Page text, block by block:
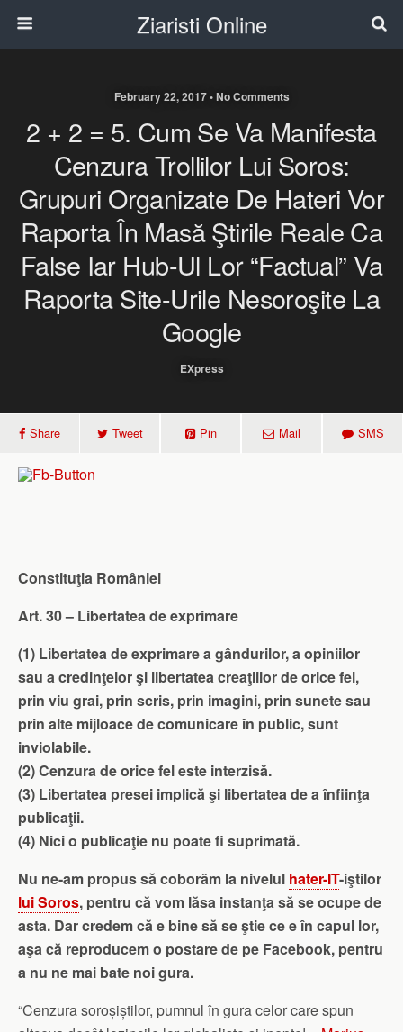
Ziaristi Online
February 22, 2017 • No Comments
2 + 2 = 5. Cum Se Va Manifesta
Cenzura Trollilor Lui Soros:
Grupuri Organizate De Hateri Vor
Raporta În Masă Ştirile Reale Ca
False Iar Hub-Ul Lor “factual” Va
Raporta Site-Urile Nesoroşite La
Google
EXpress
Share Tweet Pin Mail SMS
Constituţia României
Art. 30 – Libertatea de exprimare
(1) Libertatea de exprimare a gândurilor, a opiniilor
sau a credinţelor şi libertatea creaţiilor de orice fel,
prin viu grai, prin scris, prin imagini, prin sunete sau
prin alte mijloace de comunicare în public, sunt
inviolabile.
(2) Cenzura de orice fel este interzisă.
(3) Libertatea presei implică şi libertatea de a înfiinţa
publicaţii.
(4) Nici o publicaţie nu poate fi suprimată.
Nu ne-am propus să coborâm la nivelul hater-IT-iştilor
lui Soros, pentru că vom lăsa instanţa să se ocupe de
asta. Dar credem că e bine să se ştie ce e în capul lor,
aşa că reproducem o postare de pe Facebook, pentru
a nu ne mai bate noi gura.
“Cenzura soroșiștilor, pumnul în gura celor care spun